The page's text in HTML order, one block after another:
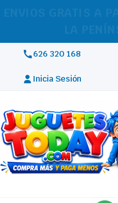
626 320 168
Inicia Sesión